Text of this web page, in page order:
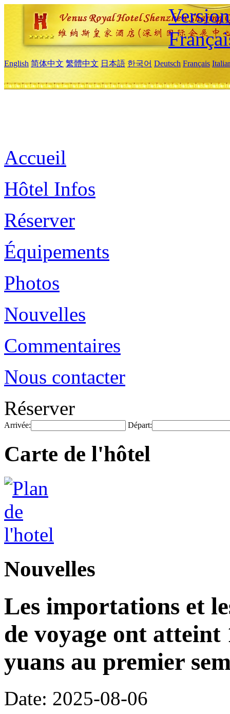
English 简体中文 繁體中文 日本語 한국어 Deutsch Français
Accueil
Hôtel Infos
Réserver
Équipements
Photos
Nouvelles
Commentaires
Nous contacter
Réserver
Arrivée: Départ:
Carte de l'hôtel
Nouvelles
Les importations et
de voyage ont
yuans au premier
Date: 2025-08-06